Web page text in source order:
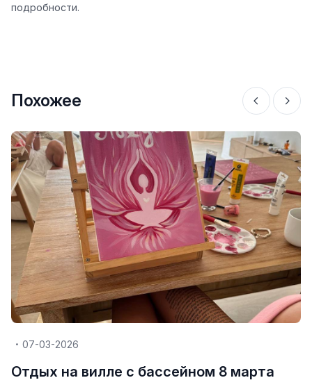
подробности.
Похожее
07-03-2026
Отдых на вилле с бассейном 8 марта